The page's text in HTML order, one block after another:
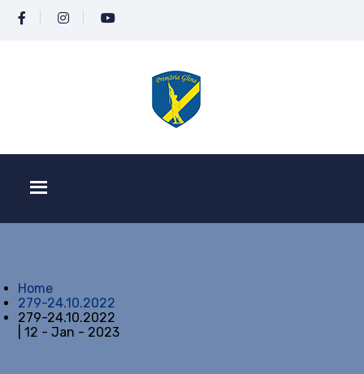
Home
279-24.10.2022
279-24.10.2022
| 12 - Jan - 2023